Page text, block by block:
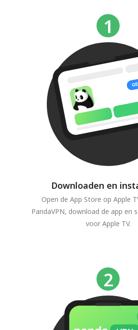
Downloaden en
Open de App Store op Apple
PandaVPN, download de app en
voor Apple TV.